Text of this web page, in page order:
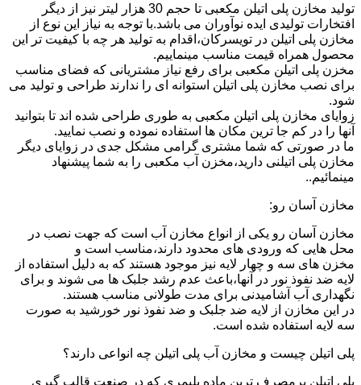
تولید مخازن پلی اتیلن مکعبی تا حجم 30 هزار لیتر نیز از دیگر
افتخارات تولیدی ایده نوآوران می باشد.با توجه به نیاز این نوع از
مخازن پلی اتیلن در تویسرکان،اقدام به تولید هر چه با کیفیت تر این
محصول همراه قیمت مناسب مینماییم.
مخزن پلی اتیلن مکعبی برای رفع نیاز مشتریانی که فضای مناسب
برای نصب مخازن پلی اتیلن استوانه ای را ندارند طراحی و تولید می
شود.
زوایای مخازن پلی اتیلن مکعبی به طوری طراحی شده اند تا بتوانید
آنها را در کم جا ترین مکان ها استفاده نموده و نصب نمایید.
ما در صورتی که شما مشتری گرامی مشکل جدی در زوایای دیگر
مخازن پلی اتیلنی دارید،مخزن آب مکعبی را به شما پیشنهاد
مینمائیم..
مخازن آسان رو:
مخازن آسان رو یکی از انواع مخازن آب است که جهت نصب در
محل هایی که ورودی های محدود دارند،مناسب است و
مخزن های سه و چهار لایه نیز موجود هستند که به دلیل استفاده از
لایه ضد نفوذ نور در آنها،باعث عدم رشد جلبک ها می شوند و برای
نگهداری آب آشامیدنی برای مدت طولانی مناسب هستند.
در این مخازن از لایه ضد جلبک و ضد نفوذ نور خورشید به صورت
سه لایه استفاده شده است.
پلی اتیلن چیست و مخازن آب پلی اتیلن چه انواعی دارند؟
پلی اتیلن پرمصرف ترین ماده پلیمری که در صنعت قالب گیری